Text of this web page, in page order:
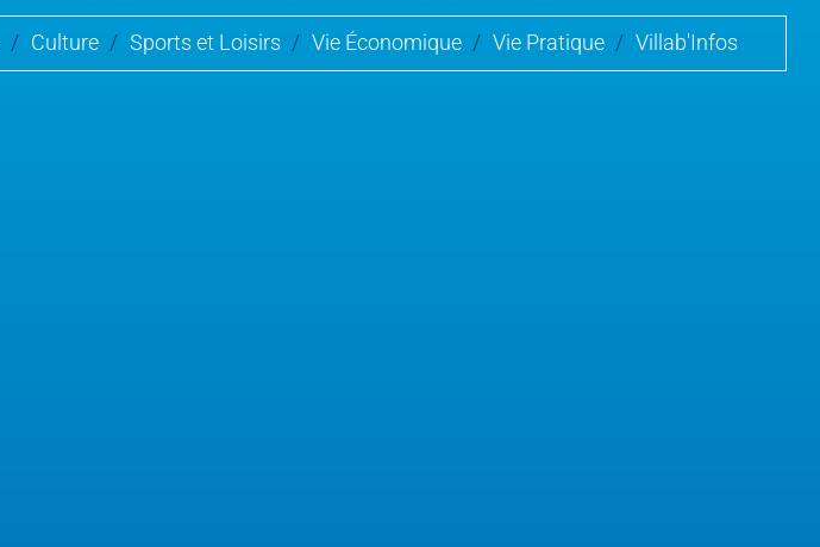
/ Culture / Sports et Loisirs / Vie Économique / Vie Pratique / Villab'Infos